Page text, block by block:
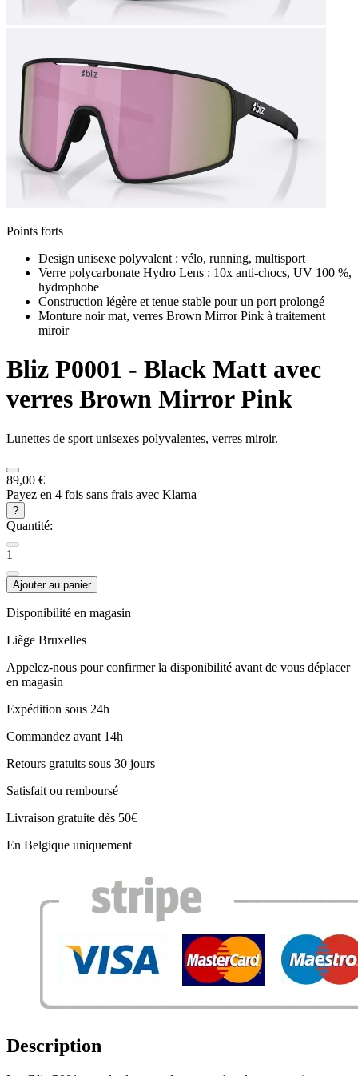
Points forts
Design unisexe polyvalent : vélo, running, multisport
Verre polycarbonate Hydro Lens : 10x anti-chocs, UV 100 %,
hydrophobe
Construction légère et tenue stable pour un port prolongé
Monture noir mat, verres Brown Mirror Pink à traitement
miroir
Bliz P0001 - Black Matt avec
verres Brown Mirror Pink
Lunettes de sport unisexes polyvalentes, verres miroir.
89,00 €
Payez en 4 fois sans frais avec Klarna
?
Quantité:
1
Ajouter au panier
Disponibilité en magasin
Liège Bruxelles
Appelez-nous pour confirmer la disponibilité avant de vous déplacer
en magasin
Expédition sous 24h
Commandez avant 14h
Retours gratuits sous 30 jours
Satisfait ou remboursé
Livraison gratuite dès 50€
En Belgique uniquement
Description